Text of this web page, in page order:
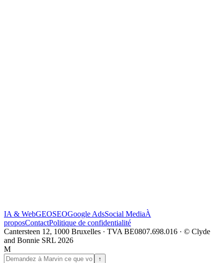
IA & WebGEOSEOGoogle AdsSocial MediaÀ
proposContactPolitique de confidentialité
Cantersteen 12, 1000 Bruxelles · TVA BE0807.698.016 · © Clyde
and Bonnie SRL 2026
M
↑